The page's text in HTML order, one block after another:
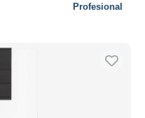
Profesional